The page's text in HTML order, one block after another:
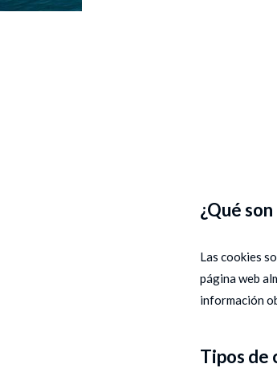
¿Qué
Las cookies
página web
información
Tipos de